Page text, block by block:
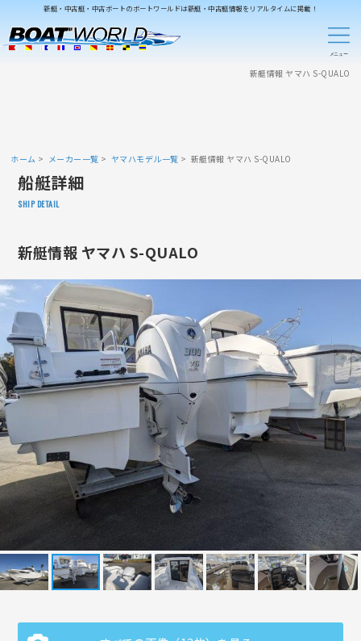
新艇・中古艇・中古ボートのボートワールドは新艇・中古艇情報をリアルタイムに掲載！
新艇情報 ヤマハ S-QUALO
ホーム メーカー一覧 ヤマハモデル一覧 新艇情報 ヤマハ S-QUALO
船艇詳細
SHIP DETAIL
新艇情報 ヤマハ S-QUALO